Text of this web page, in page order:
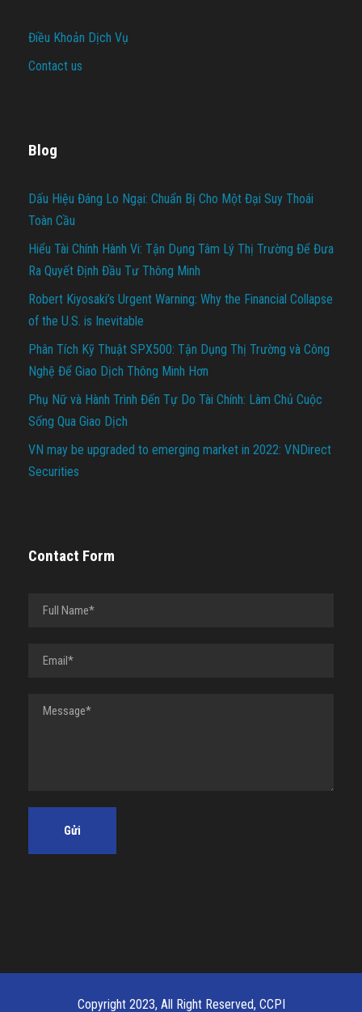
Điều Khoản Dịch Vụ
Contact us
Blog
Dấu Hiệu Đáng Lo Ngại: Chuẩn Bị Cho Một Đại Suy Thoái
Toàn Cầu
Hiểu Tài Chính Hành Vi: Tận Dụng Tâm Lý Thị Trường Để Đưa
Ra Quyết Định Đầu Tư Thông Minh
Robert Kiyosaki’s Urgent Warning: Why the Financial Collapse
of the U.S. is Inevitable
Phân Tích Kỹ Thuật SPX500: Tận Dụng Thị Trường và Công
Nghệ Để Giao Dịch Thông Minh Hơn
Phụ Nữ và Hành Trình Đến Tự Do Tài Chính: Làm Chủ Cuộc
Sống Qua Giao Dịch
VN may be upgraded to emerging market in 2022: VNDirect
Securities
Contact Form
Copyright 2023, All Right Reserved, CCPI